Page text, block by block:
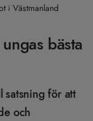
i Västmanland
bästa
satsning för att
och